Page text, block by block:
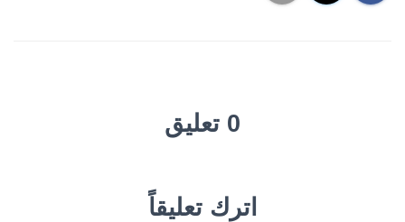
0 تعليق
اترك تعليقاً